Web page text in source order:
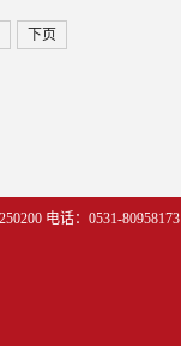
下页
电话：0531-80958173